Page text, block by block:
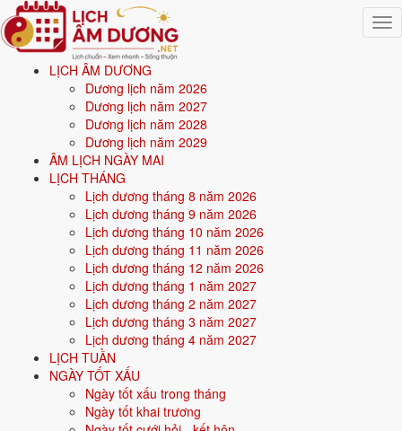
LỊCH ÂM DƯƠNG
Dương lịch năm 2026
Dương lịch năm 2027
Dương lịch năm 2028
Dương lịch năm 2029
ÂM LỊCH NGÀY MAI
LỊCH THÁNG
Lịch dương tháng 8 năm 2026
Lịch dương tháng 9 năm 2026
Lịch dương tháng 10 năm 2026
Lịch dương tháng 11 năm 2026
Lịch dương tháng 12 năm 2026
Lịch dương tháng 1 năm 2027
Lịch dương tháng 2 năm 2027
Lịch dương tháng 3 năm 2027
Lịch dương tháng 4 năm 2027
LỊCH TUẦN
NGÀY TỐT XẤU
Ngày tốt xấu trong tháng
Ngày tốt khai trương
Trang chủ
Mệnh ngũ hành
Sinh năm 2022
Sinh năm2022mệnh gì? Nhâm Dần Kim Bạch Kim -
mệnh Kim
Người sinh năm 2022là tuổiNhâm Dần (con Hổ), nạp âm
Vàng pha bạc, mệnhKim . Năm2026 5 tuổi mụ
Sinh năm 2022(Nhâm Dần, con Hổ) thuộc mệnh
Bạch Kim
Màu hợp:Trắng, Bạc, Xám, Vàng nhạt.
Vận khí khi sinh:Vận 8 Bát Bạch Thổ (2004-2023) - Tích lũy, bất